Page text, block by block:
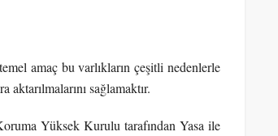
amaç bu varlıkların çeşitli nedenlerle
sağlamaktır.
Yüksek Kurulu tarafından Yasa ile